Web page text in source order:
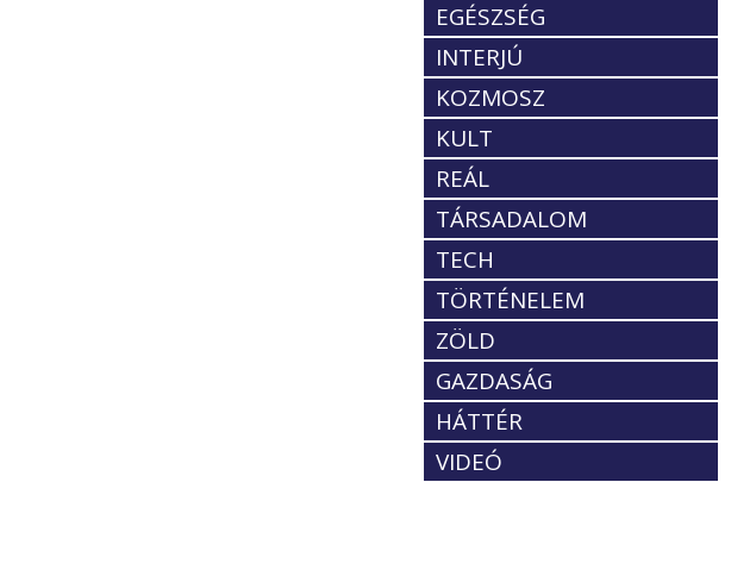
EGÉSZSÉG
INTERJÚ
KOZMOSZ
KULT
REÁL
TÁRSADALOM
TECH
TÖRTÉNELEM
ZÖLD
GAZDASÁG
HÁTTÉR
VIDEÓ